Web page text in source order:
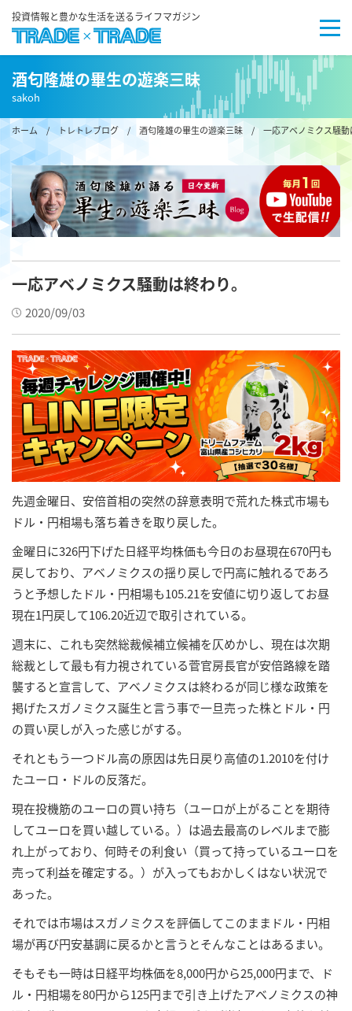
投資情報と豊かな生活を送るライフマガジン
酒匂隆雄の畢生の遊楽三昧
sakoh
ホーム/ トレトレブログ / 酒匂隆雄の畢生の遊楽三昧 / 一応アベノミクス騒動
一応アベノミクス騒動は終わり。
2020/09/03
先週金曜日、安倍首相の突然の辞意表明で荒れた株式市場も
ドル・円相場も落ち着きを取り戻した。
金曜日に326円下げた日経平均株価も今日のお昼現在670円も
戻しており、アベノミクスの揺り戻しで円高に触れるであろ
うと予想したドル・円相場も105.21を安値に切り返してお昼
現在1円戻して106.20近辺で取引されている。
週末に、これも突然総裁候補立候補を仄めかし、現在は次期
総裁として最も有力視されている菅官房長官が安倍路線を踏
襲すると宣言して、アベノミクスは終わるが同じ様な政策を
掲げたスガノミクス誕生と言う事で一旦売った株とドル・円
の買い戻しが入った感じがする。
それともう一つドル高の原因は先日戻り高値の1.2010を付け
たユーロ・ドルの反落だ。
現在投機筋のユーロの買い持ち（ユーロが上がることを期待
してユーロを買い越している。）は過去最高のレベルまで膨
れ上がっており、何時その利食い（買って持っているユーロを
売って利益を確定する。）が入ってもおかしくはない状況で
あった。
それでは市場はスガノミクスを評価してこのままドル・円相
場が再び円安基調に戻るかと言うとそんなことはあるまい。
そもそも一時は日経平均株価を8,000円から25,000円まで、ド
ル・円相場を80円から125円まで引き上げたアベノミクスの神